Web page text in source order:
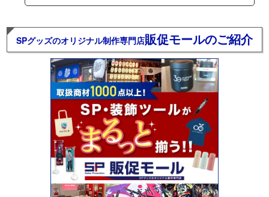
SPグッズのオリジナル制作専門店販促モールのご紹介